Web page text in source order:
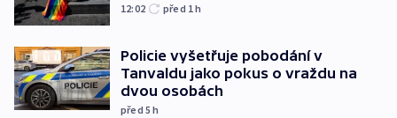
12:02 před 1h
Policie vyšetřuje pobodání v
Tanvaldu jako pokus o vraždu na
dvou osobách
před 5h